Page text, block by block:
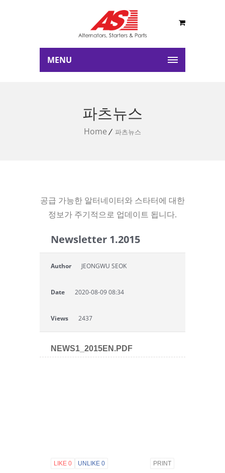
MENU
파츠뉴스
Home 파츠뉴스
공급 가능한 알터네이터와 스타터에 대한
정보가 주기적으로 업데이트 됩니다.
Newsletter 1.2015
Author JEONGWU SEOK
Date 2020-08-09 08:34
Views 2437
NEWS1_2015EN.PDF
LIKE 0 UNLIKE 0 PRINT